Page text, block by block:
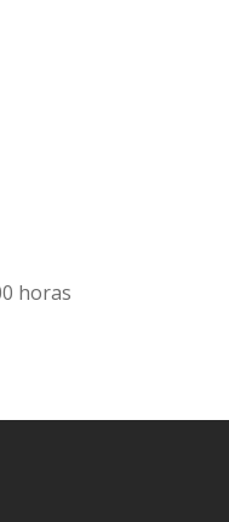
horas